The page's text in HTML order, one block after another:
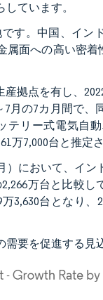
ています。
す。中国、イン
面への高い密
拠点を有し、
月の7カ月間で
テリー式電気自
万7,000台と推定
）において、イ
万台と比較
3,630台となり、
要を促進する見